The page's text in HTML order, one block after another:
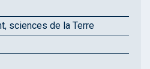
sciences de la Terre